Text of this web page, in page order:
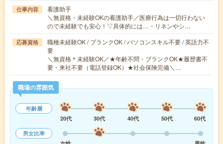
仕事内容
看護助手
＼無資格・未経験OKの看護助手／医療行為は一切行わない
ので未経験でも安心！▽具体的には…・リネンやシ…
応募資格
職種未経験OK / ブランクOK / パソコンスキル不要 / 英語力不
要
＼無資格＊未経験OK／★年齢不問・ブランクOK★履歴書不
要・来社不要（電話登録OK）★社会保険完備＼…
職場の雰囲気
年齢層
20代
30代 40代 50代
60代
男女比率